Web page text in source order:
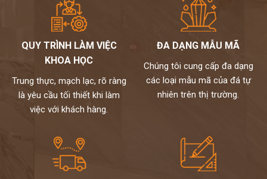
QUY TRÌNH LÀM VIỆC
KHOA HỌC
Trung thực, mạch lạc, rõ ràng
là yêu cầu tối thiết khi làm
việc với khách hàng.
ĐA DẠNG MẪU MÃ
Chúng tôi cung cấp đa dạng
các loại mẫu mã của đá tự
nhiên trên thị trường.